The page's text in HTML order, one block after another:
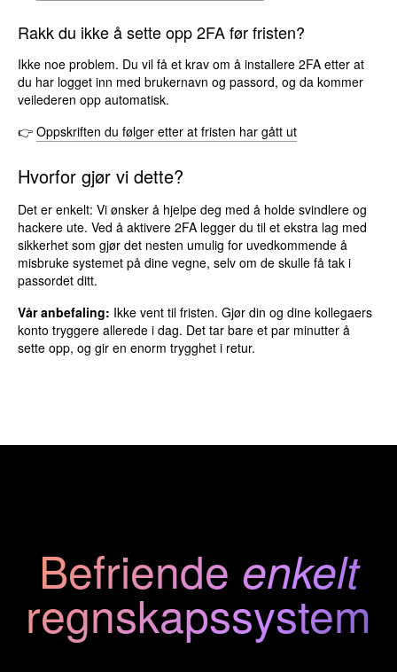
Rakk du ikke å sette opp 2FA før fristen?
Ikke noe problem. Du vil få et krav om å installere 2FA etter at
du har logget inn med brukernavn og passord, og da kommer
veilederen opp automatisk.
👉Oppskriften du følger etter at fristen har gått ut
Hvorfor gjør vi dette?
Det er enkelt: Vi ønsker å hjelpe deg med å holde svindlere og
hackere ute. Ved å aktivere 2FA legger du til et ekstra lag med
sikkerhet som gjør det nesten umulig for uvedkommende å
misbruke systemet på dine vegne, selv om de skulle få tak i
passordet ditt.
Vår anbefaling: Ikke vent til fristen. Gjør din og dine kollegaers
konto tryggere allerede i dag. Det tar bare et par minutter å
sette opp, og gir en enorm trygghet i retur.
Befriende enkelt
regnskapssystem